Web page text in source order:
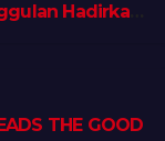
Hadirkan
THE GOOD